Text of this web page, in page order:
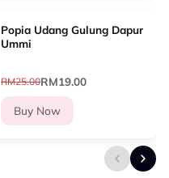
Popia Udang Gulung Dapur
Ummi
RM25.00RM19.00
Buy Now